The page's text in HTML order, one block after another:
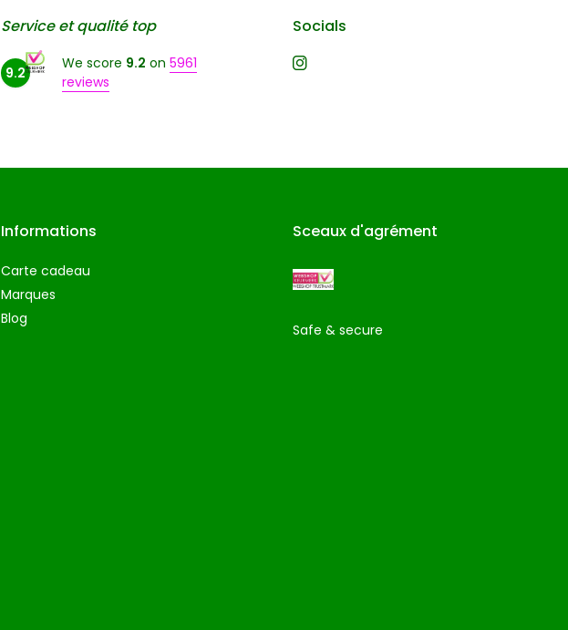
Service et qualité top
9.2
We score 9.2 on 5961
reviews
Socials
Informations
Carte cadeau
Marques
Blog
Sceaux d'agrément
Safe & secure